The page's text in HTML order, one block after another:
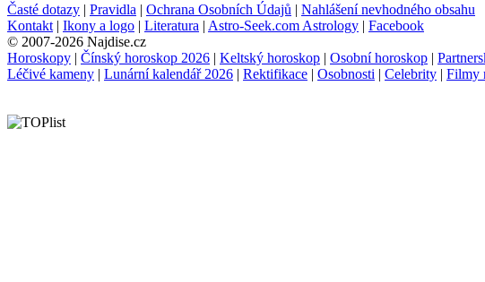
Časté dotazy | Pravidla | Ochrana Osobních Údajů | Nahlášení nevhodného obsahu
Kontakt | Ikony a logo | Literatura | Astro-Seek.com Astrology | Facebook
© 2007-2026 Najdise.cz
Horoskopy | Čínský horoskop 2026 | Keltský horoskop | Osobní horoskop |
Léčivé kameny | Lunární kalendář 2026 | Rektifikace | Osobnosti | Celebrity | Filmy